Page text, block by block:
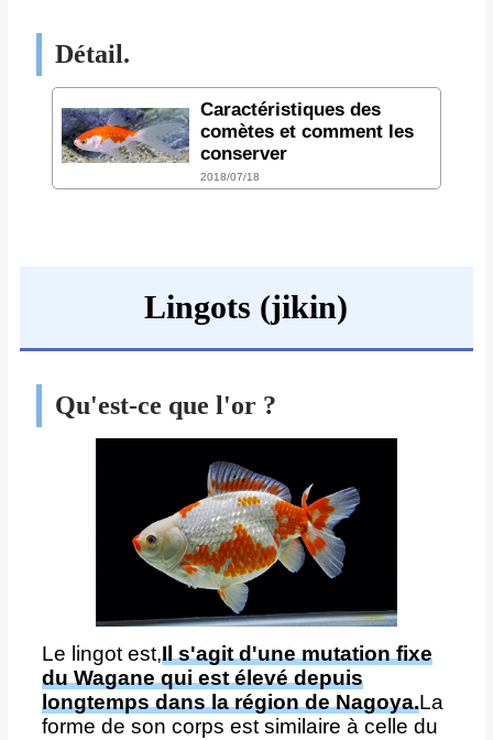
Détail.
Caractéristiques des
comètes et comment les
conserver
2018/07/18
Lingots (jikin)
Qu'est-ce que l'or ?
Le lingot est,Il s'agit d'une mutation fixe
du Wagane qui est élevé depuis
longtemps dans la région de Nagoya.La
forme de son corps est similaire à celle du